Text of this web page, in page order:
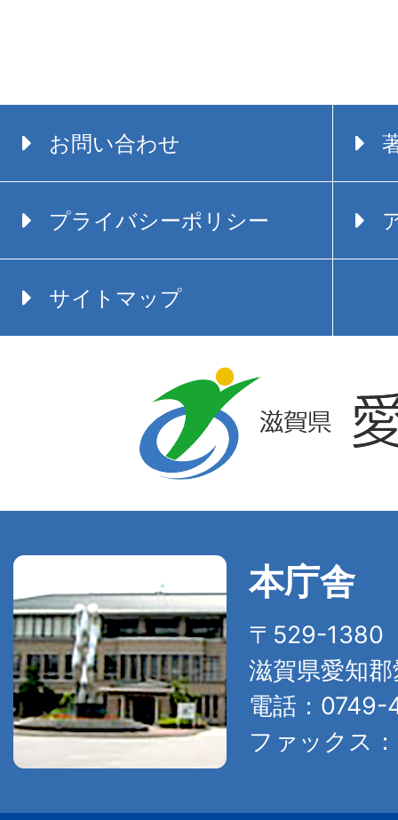
お問い合わせ
プライバシーポリシー
サイトマップ
本庁舎
〒529-
滋賀県愛知
電話：0749-
ファックス